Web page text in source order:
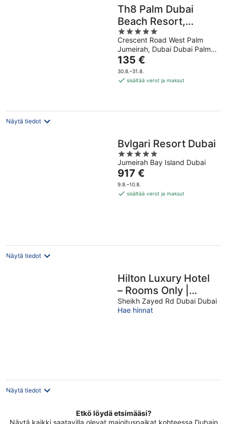
Th8 Palm Dubai
Beach Resort,
Vignette Collection
by IHG
5
out
of
5
Crescent Road West Palm
Jumeirah, Dubai Dubai Palm
Jumeirah Road
Hinta
on
135 €
135 €
30.8.–31.8.
sisältää verot ja maksut
Näytä tiedot
Bvlgari Resort Dubai
5
out
of
5
Jumeirah Bay Island Dubai
Hinta
on
917 €
917 €
9.8.–10.8.
sisältää verot ja maksut
Näytä tiedot
Hilton Luxury Hotel
– Rooms Only |
Mandatory All-
Inclusive Paid At
Sheikh Zayed Rd Dubai Dubai
Hae hinnat
Näytä tiedot
Etkö löydä etsimääsi?
Näytä kaikki saatavilla olevat majoituspaikat kohteessa Dubain